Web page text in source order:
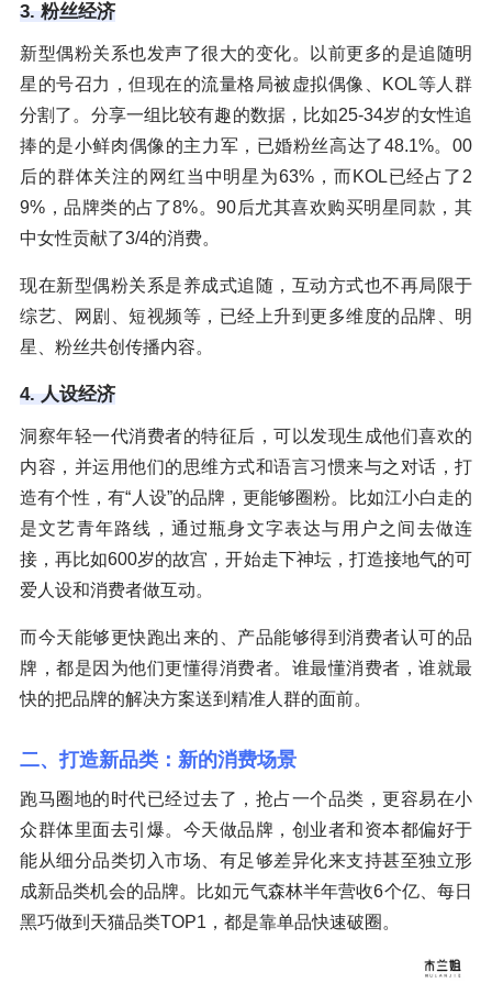
3. 粉丝经济
新型偶粉关系也发声了很大的变化。以前更多的是追随明
星的号召力，但现在的流量格局被虚拟偶像、KOL等人群
分割了。分享一组比较有趣的数据，比如25-34岁的女性追
捧的是小鲜肉偶像的主力军，已婚粉丝高达了48.1%。00
后的群体关注的网红当中明星为63%，而KOL已经占了2
9%，品牌类的占了8%。90后尤其喜欢购买明星同款，其
中女性贡献了3/4的消费。
现在新型偶粉关系是养成式追随，互动方式也不再局限于
综艺、网剧、短视频等，已经上升到更多维度的品牌、明
星、粉丝共创传播内容。
4. 人设经济
洞察年轻一代消费者的特征后，可以发现生成他们喜欢的
内容，并运用他们的思维方式和语言习惯来与之对话，打
造有个性，有“人设”的品牌，更能够圈粉。比如江小白走的
是文艺青年路线，通过瓶身文字表达与用户之间去做连
接，再比如600岁的故宫，开始走下神坛，打造接地气的可
爱人设和消费者做互动。
而今天能够更快跑出来的、产品能够得到消费者认可的品
牌，都是因为他们更懂得消费者。谁最懂消费者，谁就最
快的把品牌的解决方案送到精准人群的面前。
二、打造新品类：新的消费场景
跑马圈地的时代已经过去了，抢占一个品类，更容易在小
众群体里面去引爆。今天做品牌，创业者和资本都偏好于
能从细分品类切入市场、有足够差异化来支持甚至独立形
成新品类机会的品牌。比如元气森林半年营收6个亿、每日
黑巧做到天猫品类TOP1，都是靠单品快速破圈。